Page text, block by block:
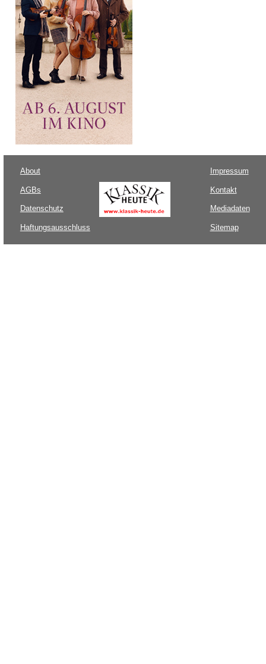
About
AGBs
Datenschutz
Haftungsausschluss
Impressum
Kontakt
Mediadaten
Sitemap